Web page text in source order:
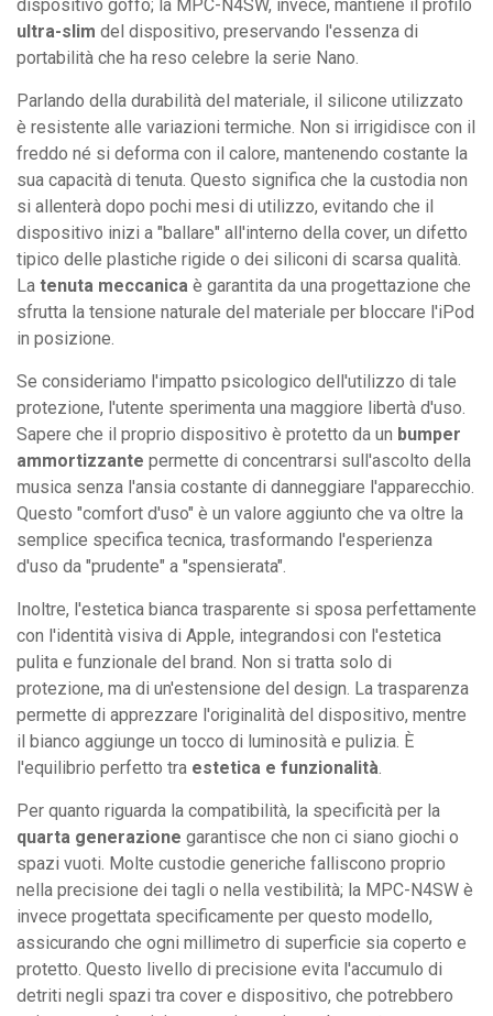
dispositivo goffo; la MPC-N4SW, invece, mantiene il profilo
ultra-slim del dispositivo, preservando l'essenza di
portabilità che ha reso celebre la serie Nano.
Parlando della durabilità del materiale, il silicone utilizzato
è resistente alle variazioni termiche. Non si irrigidisce con il
freddo né si deforma con il calore, mantenendo costante la
sua capacità di tenuta. Questo significa che la custodia non
si allenterà dopo pochi mesi di utilizzo, evitando che il
dispositivo inizi a "ballare" all'interno della cover, un difetto
tipico delle plastiche rigide o dei siliconi di scarsa qualità.
La tenuta meccanica è garantita da una progettazione che
sfrutta la tensione naturale del materiale per bloccare l'iPod
in posizione.
Se consideriamo l'impatto psicologico dell'utilizzo di tale
protezione, l'utente sperimenta una maggiore libertà d'uso.
Sapere che il proprio dispositivo è protetto da un bumper
ammortizzante permette di concentrarsi sull'ascolto della
musica senza l'ansia costante di danneggiare l'apparecchio.
Questo "comfort d'uso" è un valore aggiunto che va oltre la
semplice specifica tecnica, trasformando l'esperienza
d'uso da "prudente" a "spensierata".
Inoltre, l'estetica bianca trasparente si sposa perfettamente
con l'identità visiva di Apple, integrandosi con l'estetica
pulita e funzionale del brand. Non si tratta solo di
protezione, ma di un'estensione del design. La trasparenza
permette di apprezzare l'originalità del dispositivo, mentre
il bianco aggiunge un tocco di luminosità e pulizia. È
l'equilibrio perfetto tra estetica e funzionalità
Per quanto riguarda la compatibilità, la specificità per la
quarta generazione garantisce che non ci siano giochi o
spazi vuoti. Molte custodie generiche falliscono proprio
nella precisione dei tagli o nella vestibilità; la MPC-N4SW è
invece progettata specificamente per questo modello,
assicurando che ogni millimetro di superficie sia coperto e
protetto. Questo livello di precisione evita l'accumulo di
detriti negli spazi tra cover e dispositivo, che potrebbero